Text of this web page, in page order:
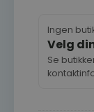
Ingen
Velg
Se